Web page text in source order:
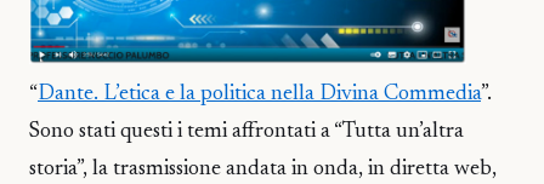
“Dante. L’etica e la politica nella Divina Commedia”.
Sono stati questi i temi affrontati a “Tutta un’altra
storia”, la trasmissione andata in onda, in diretta web,